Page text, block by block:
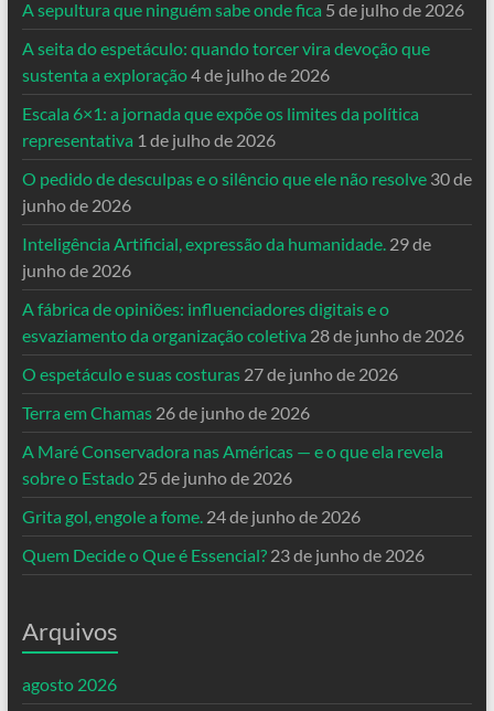
A sepultura que ninguém sabe onde fica 5 de julho de 2026
A seita do espetáculo: quando torcer vira devoção que
sustenta a exploração4 de julho de 2026
Escala 6×1: a jornada que expõe os limites da política
representativa 1 de julho de 2026
O pedido de desculpas e o silêncio que ele não resolve 30 de
junho de 2026
Inteligência Artificial, expressão da humanidade. 29 de
junho de 2026
A fábrica de opiniões: influenciadores digitais e o
esvaziamento da organização coletiva 28 de junho de 2026
O espetáculo e suas costuras 27 de junho de 2026
Terra em Chamas 26 de junho de 2026
A Maré Conservadora nas Américas — e o que ela revela
sobre o Estado 25 de junho de 2026
Grita gol, engole a fome. 24 de junho de 2026
Quem Decide o Que é Essencial? 23 de junho de 2026
Arquivos
agosto 2026